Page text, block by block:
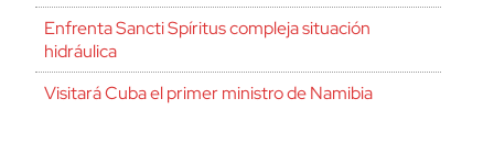
Enfrenta Sancti Spíritus compleja situación
hidráulica
Visitará Cuba el primer ministro de Namibia